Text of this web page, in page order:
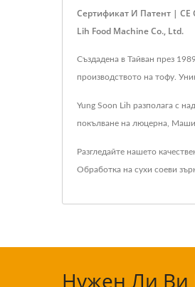
Сертификат И Патент |
Lih Food Machine Co., Ltd.
Създадена в Тайван през
производството на тофу.
Yung Soon Lih разполага с
покълване на люцерна,
Разгледайте нашето
Обработка на сухи соеви
Нужен Ли Ви